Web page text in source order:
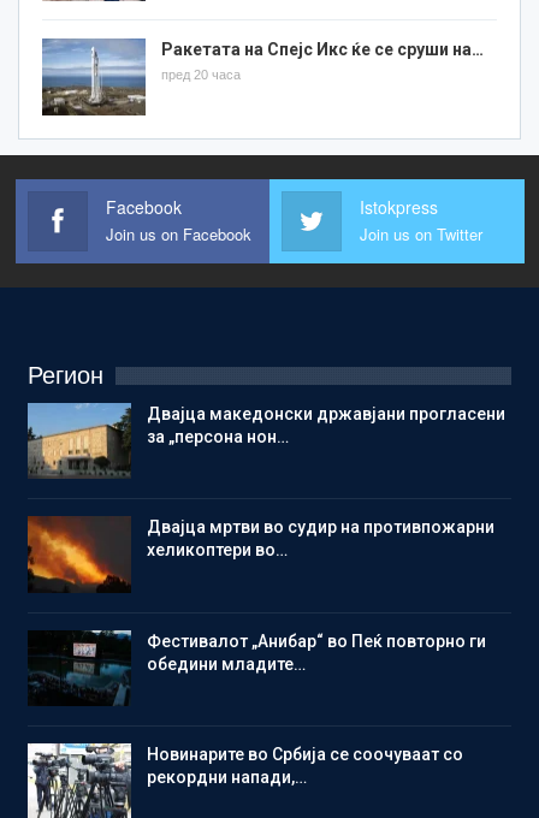
Ракетата на Спејс Икс ќе се сруши на…
пред 20 часа
Facebook
Join us on Facebook
Istokpress
Join us on Twitter
Регион
Двајца македонски државјани прогласени
за „персона нон…
Двајца мртви во судир на противпожарни
хеликоптери во…
Фестивалот „Анибар“ во Пеќ повторно ги
обедини младите…
Новинарите во Србија се соочуваат со
рекордни напади,…